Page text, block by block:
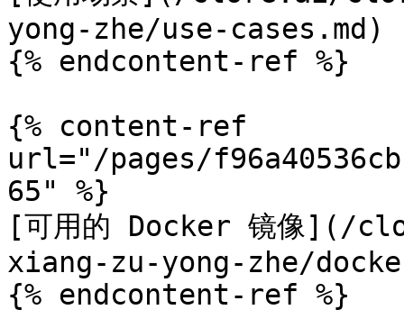
yong-zhe/use-cases.md)
{% endcontent-ref %}
{% content-ref
url="/pages/
65" %}
[可用的 Docker 镜像](/
xiang-zu-yong-zhe/
{% endcontent-ref %}